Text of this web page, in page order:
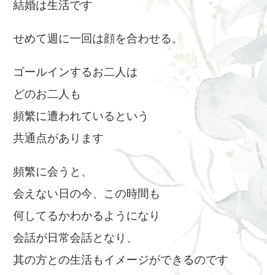
結婚は生活です
せめて週に一回は顔を合わせる。
ゴールインするお二人は
どのお二人も
頻繁に遭われているという
共通点があります
頻繁に会うと、
会えない日の今、この時間も
何してるかわかるようになり
会話が日常会話となり、
其の方との生活もイメージができるのです